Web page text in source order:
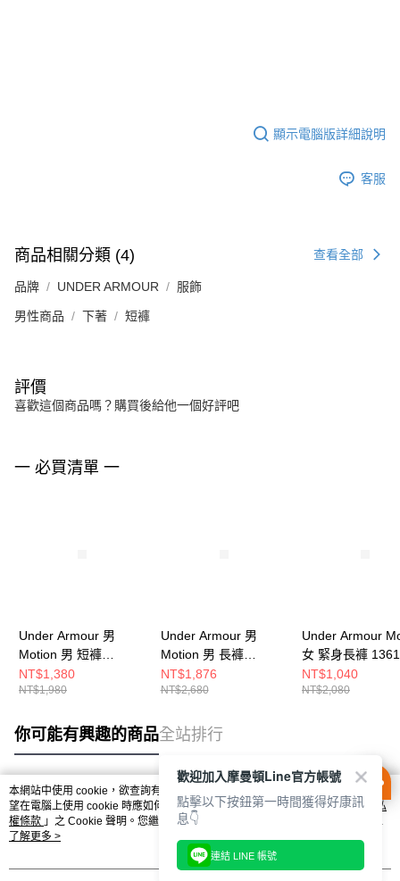
顯示電腦版詳細說明
客服
商品相關分類 (4) 查看全部
品牌 UNDER ARMOUR 服飾
男性商品 下著 短褲
評價
喜歡這個商品嗎？購買後給他一個好評吧
一 必買清單 一
Under Armour 男
Motion 男 短褲
1386982-025
NT$1,380
NT$1,980
Under Armour 男
Motion 男 長褲
1386981-001
NT$1,876
NT$2,680
Under Armour
女 緊身長褲
003
NT$1,040
NT$2,080
你可能有興趣的商品全站排行
熱門標籤
本網站中使用 cookie，欲查詢有關本網站使用 cookie 方式之詳情，及若您不希
望在電腦上使用 cookie 時應如何變更電腦的 cookie 設定，請參閱本網站「
隱私
權條款 」之 Cookie 聲明。您繼續使用本網站即表示您同意本公司得按本網站使
用條款之 Cookie 聲明使用 cookie。
了解更多 >
歡迎加入摩曼頓Line官方帳號
點擊以下按鈕第一時間獲得好康訊
息👇
連結 LINE 帳號